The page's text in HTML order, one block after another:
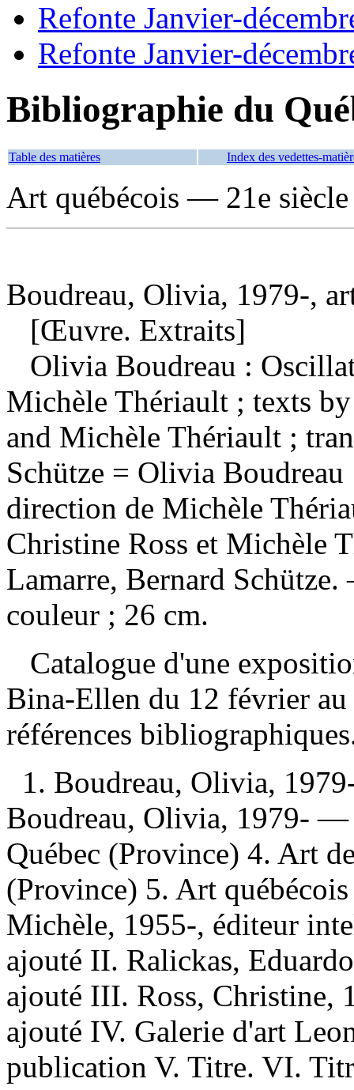
Refonte Janvier-
Refonte Janvier-
Bibliographie du
Table des matières Index des vedettes-
Art québécois — 21e siècle
Boudreau, Olivia, 1979-,
[Œuvre. Extraits]
Olivia Boudreau :
Michèle Thériault ; texts
and Michèle Thériault ;
Schütze = Olivia
direction de Michèle
Christine Ross et Michèle
Lamarre, Bernard
couleur ; 26 cm.
Catalogue d'une
Bina-Ellen du 12 février
références
1. Boudreau, Olivia,
Boudreau, Olivia, 1979-
Québec (Province) 4. Art
(Province) 5. Art
Michèle, 1955-, éditeur
ajouté II. Ralickas,
ajouté III. Ross, Christine,
ajouté IV. Galerie d'art
publication V. Titre. VI.